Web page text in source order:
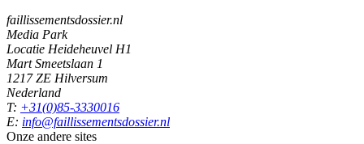
faillissementsdossier.nl
Media Park
Locatie Heideheuvel H1
Mart Smeetslaan 1
1217 ZE Hilversum
Nederland
T: +31(0)85-3330016
E: info@faillissementsdossier.nl
Onze andere sites